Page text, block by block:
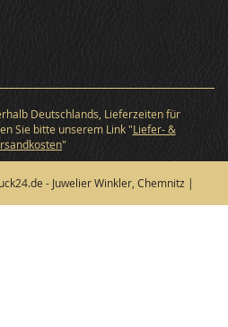
Deutschlands, Lieferzeiten für
Sie bitte unserem Link "Liefer- &
"
- Juwelier Winkler, Chemnitz |